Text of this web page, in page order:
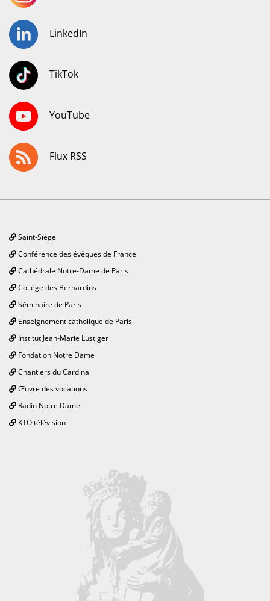
LinkedIn
TikTok
YouTube
Flux RSS
Saint-Siège
Conférence des évêques de France
Cathédrale Notre-Dame de Paris
Collège des Bernardins
Séminaire de Paris
Enseignement catholique de Paris
Institut Jean-Marie Lustiger
Fondation Notre Dame
Chantiers du Cardinal
Œuvre des vocations
Radio Notre Dame
KTO télévision